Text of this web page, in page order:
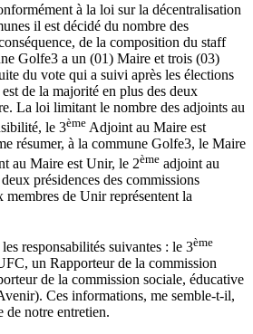
à la loi sur la décentralisation
il est décidé du nombre des
de la composition du staff
Golfe3 a un (01) Maire et trois (03)
du vote qui a suivi après les élections
de la majorité en plus des deux
La loi limitant le nombre des adjoints au
le 3ème Adjoint au Maire est
résumer, à la commune Golfe3, le Maire
au Maire est Unir, le 2ème adjoint au
présidences des commissions
membres de Unir représentent la
responsabilités suivantes : le 3ème
un Rapporteur de la commission
de la commission sociale, éducative
Ces informations, me semble-t-il,
de notre entretien.